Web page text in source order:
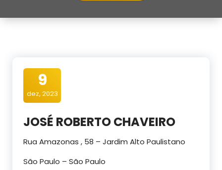
9
dez, 2023
JOSÉ ROBERTO CHAVEIRO
Rua Amazonas , 58 – Jardim Alto Paulistano
São Paulo – São Paulo